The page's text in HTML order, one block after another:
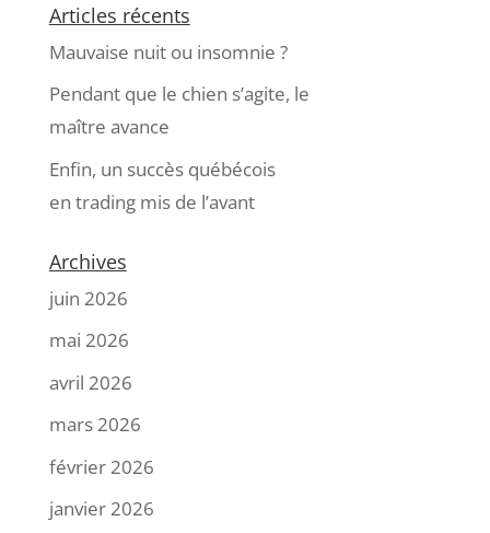
Articles récents
Mauvaise nuit ou insomnie ?
Pendant que le chien s’agite, le
maître avance
Enfin, un succès québécois
en trading mis de l’avant
Archives
juin 2026
mai 2026
avril 2026
mars 2026
février 2026
janvier 2026